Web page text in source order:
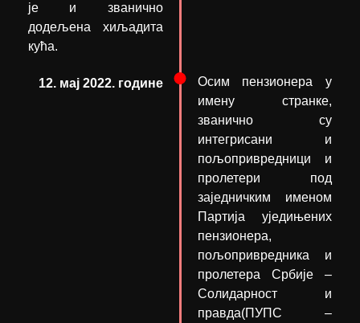
је и званично
додељена хиљадита
кућа.
12. мај 2022. године
Осим пензионера у
имену странке,
званично су
интегрисани и
пољопривредници и
пролетери под
заједничким именом
Партија уједињених
пензионера,
пољопривредника и
пролетера Србије –
Солидарност и
правда(ПУПС –